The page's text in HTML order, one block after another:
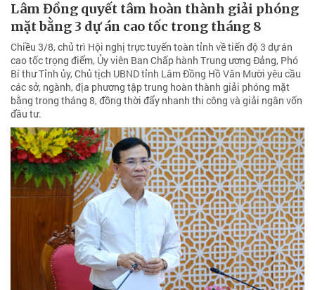
Lâm Đồng quyết tâm hoàn thành giải phóng
mặt bằng 3 dự án cao tốc trong tháng 8
Chiều 3/8, chủ trì Hội nghị trực tuyến toàn tỉnh về tiến độ 3 dự án
cao tốc trọng điểm, Ủy viên Ban Chấp hành Trung ương Đảng, Phó
Bí thư Tỉnh ủy, Chủ tịch UBND tỉnh Lâm Đồng Hồ Văn Mười yêu cầu
các sở, ngành, địa phương tập trung hoàn thành giải phóng mặt
bằng trong tháng 8, đồng thời đẩy nhanh thi công và giải ngân vốn
đầu tư.